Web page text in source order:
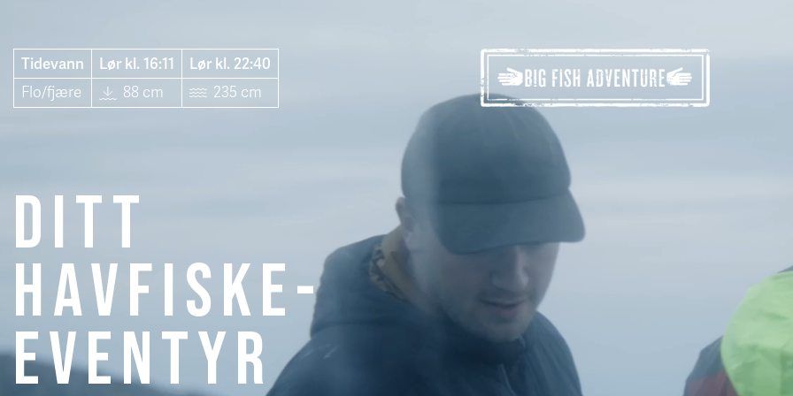
Tidevann Lør kl. 16:11 Lør kl. 22:40
F o/fære 88 cm 235 cm
Ditt
havfiske­
eventyr